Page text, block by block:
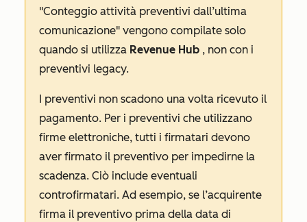
"Conteggio attività preventivi dall’ultima
comunicazione" vengono compilate solo
quando si utilizza Revenue Hub , non con i
preventivi legacy.
I preventivi non scadono una volta ricevuto il
pagamento. Per i preventivi che utilizzano
firme elettroniche, tutti i firmatari devono
aver firmato il preventivo per impedirne la
scadenza. Ciò include eventuali
controfirmatari. Ad esempio, se l’acquirente
firma il preventivo prima della data di